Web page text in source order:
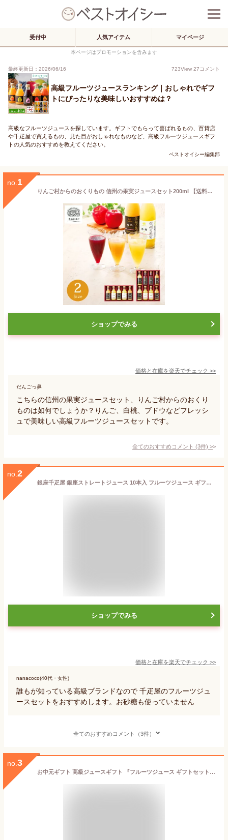
受付中 人気アイテム マイページ
本ページはプロモーションを含みます
最終更新日：2026/06/16 723View 27コメント
高級フルーツジュースランキング｜おしゃれでギフ
トにぴったりな美味しいおすすめは？
高級なフルーツジュースを探しています。ギフトでもらって喜ばれるもの、百貨店
や千疋屋で買えるもの、見た目がおしゃれなものなど、高級フルーツジュースギフ
トの人気のおすすめを教えてください。
ベストオイシー編集部
no. 1
りんご村からのおくりもの 信州の果実ジュースセット200ml 【送料無料 のし包装無料 フルーツジュース りんごジュース 葡萄ジュース 白桃ジュース 林檎ジュース ギフト 瓶 高級 国産 果物 贈答 プレゼント 内祝い 人気 ランキング 詰め合わせ 子供 大人 天然糖】
ショップでみる
価格と在庫を楽天でチェック >>
だんごっ鼻
こちらの信州の果実ジュースセット、りんご村からのおくり
ものは如何でしょうか？りんご、白桃、ブドウなどフレッシ
ュで美味しい高級フルーツジュースセットです。
全てのおすすめコメント (3件) >
no. 2
銀座千疋屋 銀座ストレートジュース 10本入 フルーツジュース ギフト 砂糖不使用 高級 かわいい 送料無料 お見舞い 内祝い 法事 PGS-129[ty] 父の日
ショップでみる
価格と在庫を楽天でチェック >>
nanacoco(40代・女性)
誰もが知っている高級ブランドなので 千疋屋のフルーツジュ
ースセットをおすすめします。お砂糖も使っていません
全てのおすすめコメント（3件）
no. 3
お中元ギフト 高級ジュースギフト 『フルーツジュース ギフトセット 500ml 3種5本 詰め合わせ』 父の日 100％ジュース プレゼント 内祝い 出産内祝い 結婚内祝い 御礼 御見舞 御供 プレゼント 〈 糖分 保存料 香料 不使用 〉